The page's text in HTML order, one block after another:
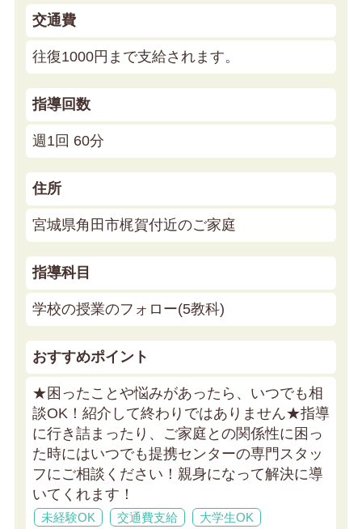
交通費
往復1000円まで支給されます。
指導回数
週1回 60分
住所
宮城県角田市梶賀付近のご家庭
指導科目
学校の授業のフォロー(5教科)
おすすめポイント
★困ったことや悩みがあったら、いつでも相
談OK！紹介して終わりではありません★指導
に行き詰まったり、ご家庭との関係性に困っ
た時にはいつでも提携センターの専門スタッ
フにご相談ください！親身になって解決に導
いてくれます！
未経験OK 交通費支給
大学生OK